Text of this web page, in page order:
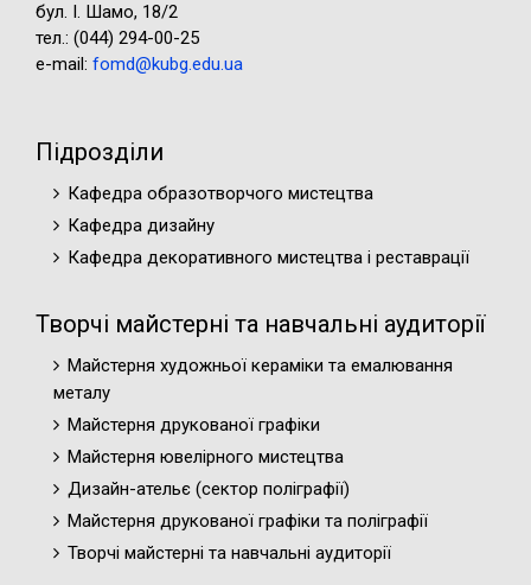
бул. І. Шамо, 18/2
тел.: (044) 294-00-25
e-mail: fomd@kubg.edu.ua
Підрозділи
Кафедра образотворчого мистецтва
Кафедра дизайну
Кафедра декоративного мистецтва і реставрації
Творчі майстерні та навчальні аудиторії
Майстерня художньої кераміки та емалювання
металу
Майстерня друкованої графіки
Майстерня ювелірного мистецтва
Дизайн-ательє (cектор поліграфії)
Майстерня друкованої графіки та поліграфії
Творчі майстерні та навчальні аудиторії